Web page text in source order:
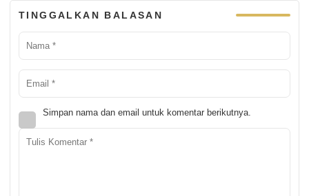
TINGGALKAN BALASAN
Simpan nama dan email untuk komentar berikutnya.